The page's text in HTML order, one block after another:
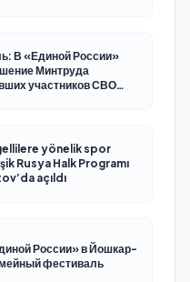
В «Единой России»
Минтруда
участников СВО
yönelik spor
Rusya Halk Programı
açıldı
России» в Йошкар-
фестиваль